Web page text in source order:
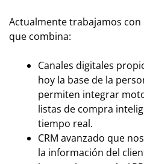
Actualmente trabajamos
que combina:
Canales digitales
hoy la base de la
permiten integrar
listas de compra
tiempo real.
CRM avanzado que
la información del